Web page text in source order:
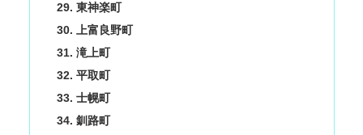
東神楽町
上富良野町
滝上町
平取町
士幌町
釧路町